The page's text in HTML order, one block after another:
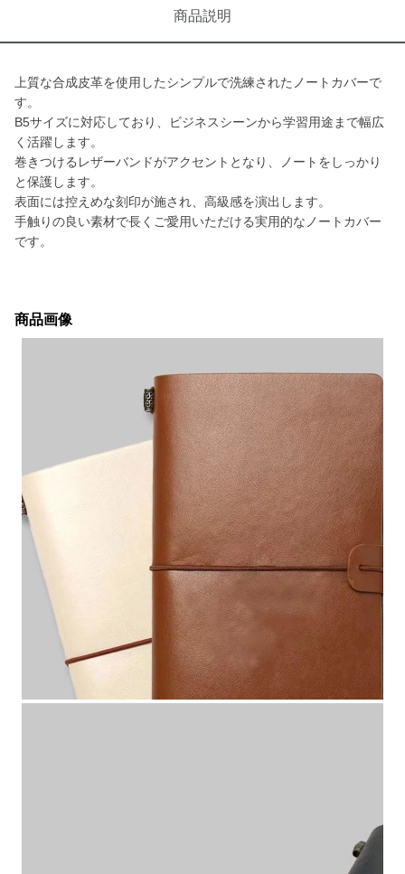
商品説明
上質な合成皮革を使用したシンプルで洗練されたノートカバーで
す。
B5サイズに対応しており、ビジネスシーンから学習用途まで幅広
く活躍します。
巻きつけるレザーバンドがアクセントとなり、ノートをしっかり
と保護します。
表面には控えめな刻印が施され、高級感を演出します。
手触りの良い素材で長くご愛用いただける実用的なノートカバー
です。
商品画像